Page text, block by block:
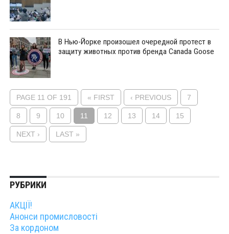
В Нью-Йорке произошел очередной протест в
защиту животных против бренда Canada Goose
PAGE 11 OF 191 « FIRST ‹ PREVIOUS 7
8 9 10 11 12 13 14 15
NEXT › LAST »
РУБРИКИ
АКЦІЇ!
Анонси промисловості
За кордоном